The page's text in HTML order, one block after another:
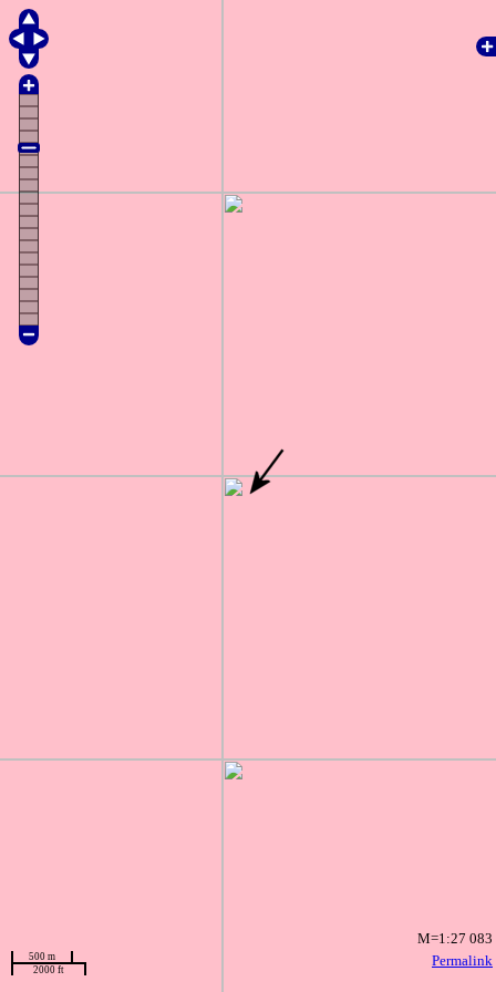
Permalink
500 m
2000 ft
M=1:27 083